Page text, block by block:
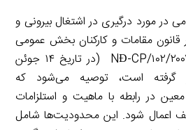
در مورد درگیری در اشتغال بیرونی و
قانون مقامات و کارکنان بخش عمومی
و حکم حکومتی شماره ۱۰۲/۲۰۰۷/NĐ-CP (در تاریخ ۱۴ جوئن
گرفته است، توصیه می‌شود که
در رابطه با ماهیت و استلزامات
اعمال شود. این محدودیت‌ها شامل